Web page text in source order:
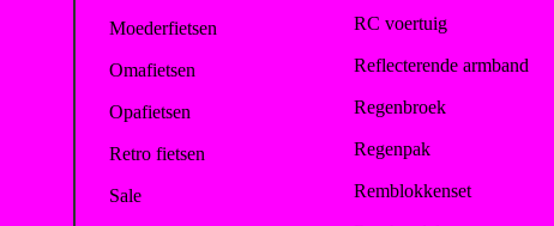
Moederfietsen
Omafietsen
Opafietsen
Retro fietsen
Sale
RC voertuig
Reflecterende armband
Regenbroek
Regenpak
Remblokkenset